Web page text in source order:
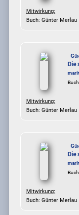
Mitwirkung:
Buch: Günter Merlau
Die
Mitwirkung:
Buch: Günter Merlau
Die
Mitwirkung:
Buch: Günter Merlau